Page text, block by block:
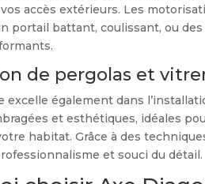
accès extérieurs. Les
portail battant, coulissant, ou
de pergolas et
excelle également dans
et esthétiques, idéales
habitat. Grâce à des
et souci du détail.